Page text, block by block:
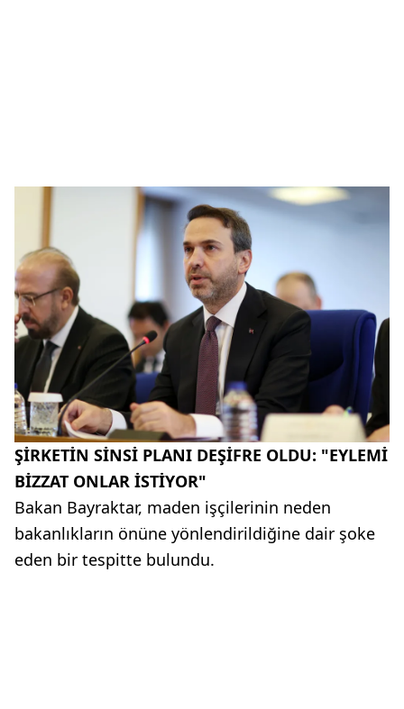
ŞİRKETİN SİNSİ PLANI DEŞİFRE OLDU: "EYLEMİ
BİZZAT ONLAR İSTİYOR"
Bakan Bayraktar, maden işçilerinin neden
bakanlıkların önüne yönlendirildiğine dair şoke
eden bir tespitte bulundu.